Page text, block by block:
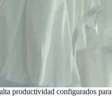
productividad configurados